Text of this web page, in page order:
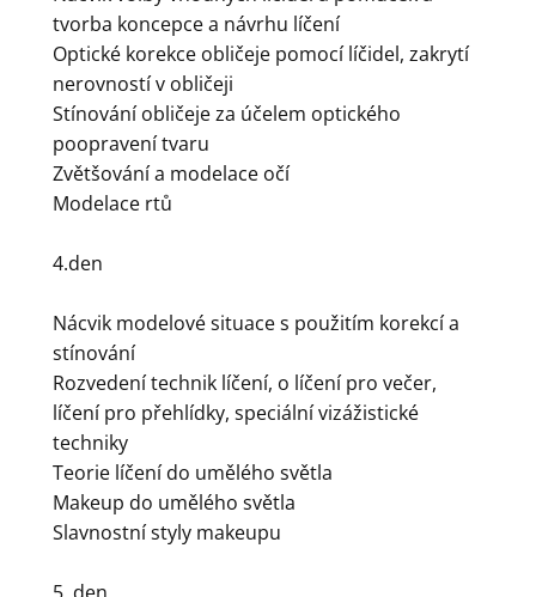
tvorba koncepce a návrhu líčení
Optické korekce obličeje pomocí líčidel, zakrytí
nerovností v obličeji
Stínování obličeje za účelem optického
poopravení tvaru
Zvětšování a modelace očí
Modelace rtů
4.den
Nácvik modelové situace s použitím korekcí a
stínování
Rozvedení technik líčení, o líčení pro večer,
líčení pro přehlídky, speciální vizážistické
techniky
Teorie líčení do umělého světla
Makeup do umělého světla
Slavnostní styly makeupu